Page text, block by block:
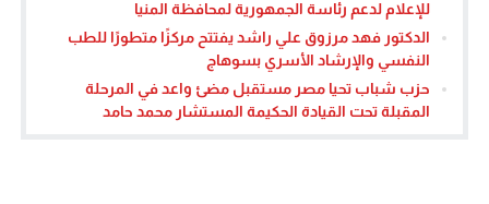
للإعلام لدعم رئاسة الجمهورية لمحافظة المنيا
الدكتور فهد مرزوق علي راشد يفتتح مركزًا متطورًا للطب
النفسي والإرشاد الأسري بسوهاج
حزب شباب تحيا مصر مستقبل مضئ واعد في المرحلة
المقبلة تحت القيادة الحكيمة المستشار محمد حامد